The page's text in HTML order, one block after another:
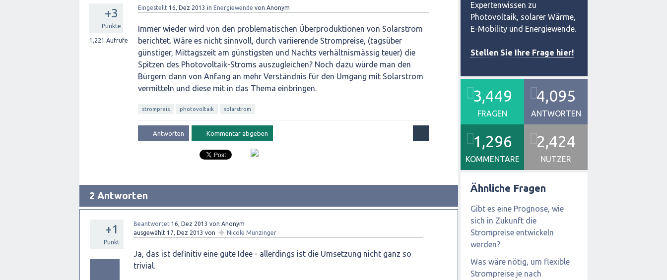
+3
Punkte
1,221 Aufrufe
Eingestellt 16, Dez 2013 in Energiewende von Anonym
Immer wieder wird von den problematischen Überproduktionen von Solarstrom
berichtet. Wäre es nicht sinnvoll, durch variierende Strompreise, (tagsüber
günstiger, Mittagszeit am günstigsten und Nachts verhältnismässig teuer) die
Spitzen des Photovoltaik-Stroms auszugleichen? Noch dazu würde man den
Bürgern dann von Anfang an mehr Verständnis für den Umgang mit Solarstrom
vermitteln und diese mit in das Thema einbringen.
strompreis photovoltaik solarstrom
2 Antworten
+1
Punkt
Beantwortet 16, Dez 2013 von Anonym
ausgewählt 17, Dez 2013 von ✦ Nicole Münzinger
Ja, das ist definitiv eine gute Idee - allerdings ist die Umsetzung nicht ganz so
trivial.
Expertenwissen zu
Photovoltaik, solarer Wärme,
E-Mobility und Energiewende.
Stellen Sie Ihre Frage hier!
3,449
FRAGEN
4,095
ANTWORTEN
1,296
KOMMENTARE
2,424
NUTZER
Ähnliche Fragen
Gibt es eine Prognose, wie
sich in Zukunft die
Strompreise entwickeln
werden?
Was wäre nötig, um flexible
Strompreise je nach